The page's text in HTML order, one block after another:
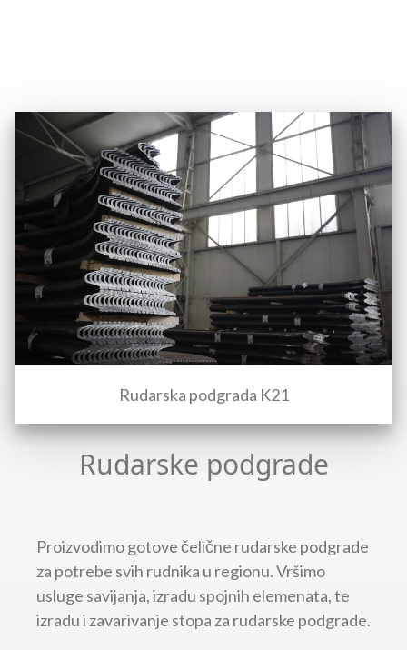
Rudarska podgrada K21
Rudarske podgrade
Proizvodimo gotove čelične rudarske podgrade
za potrebe svih rudnika u regionu. Vršimo
usluge savijanja, izradu spojnih elemenata, te
izradu i zavarivanje stopa za rudarske podgrade.